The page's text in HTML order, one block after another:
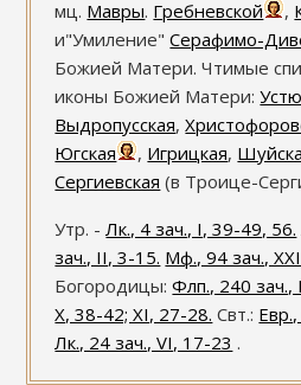
мц.Мавры.Гребневской ,
и"Умиление"Серафимо-
Божией Матери. Чтимые
иконы Божией Матери:
Выдропусская,
Югская
,Игрицкая,
Сергиевская(в Троице-
Утр. -Лк., 4 зач., I, 39-49, 56.
зач., II, 3-15. Мф., 94 зач.,
Богородицы:Флп., 240 зач.,
X, 38-42; XI, 27-28.Свт.:
Лк., 24 зач., VI, 17-23 .